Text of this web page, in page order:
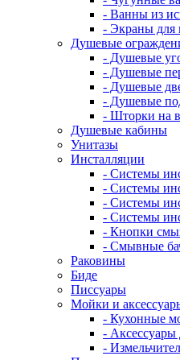
- Ванны из
- Экраны для
Душевые
- Душевые
- Душевые
- Душевые
- Душевые
- Шторки на
Душевые кабины
Унитазы
Инсталляции
- Системы
- Системы
- Системы
- Системы
- Кнопки
- Смывные
Раковины
Биде
Писсуары
Мойки и
- Кухонные
- Аксессуары
-